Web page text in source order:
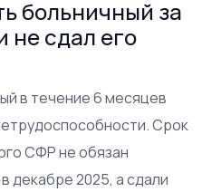
больничный за
не сдал его
в течение 6 месяцев
Срок
СФР не обязан
декабре 2025, а сдали